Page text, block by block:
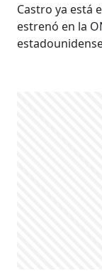
Castro ya está
estrenó en la